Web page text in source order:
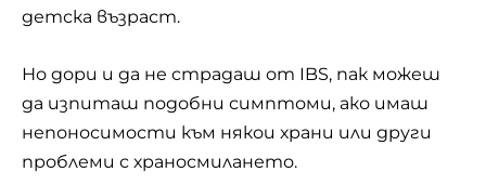
детска възраст.
Но дори и да не страдаш от IBS, пак можеш
да изпиташ подобни симптоми, ако имаш
непоносимости към някои храни или други
проблеми с храносмилането.